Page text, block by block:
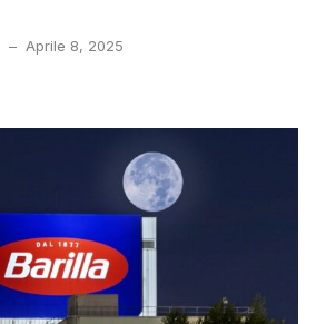
– Aprile 8, 2025